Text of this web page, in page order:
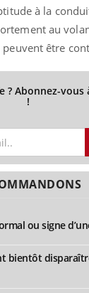
à la
au
être
? Abonnez-
!
ou signe
bientôt